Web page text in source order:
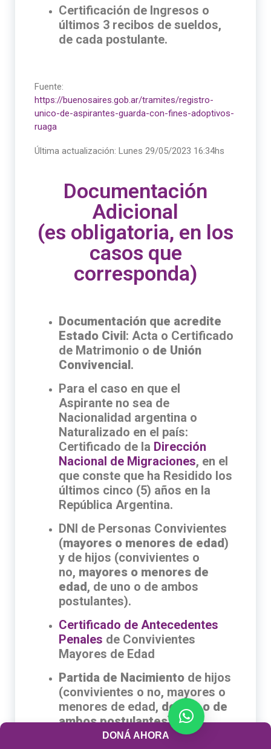
Certificación de Ingresos o
últimos 3 recibos de sueldos,
de cada postulante.
Fuente:
https://buenosaires.gob.ar/tramites/registro-
unico-de-aspirantes-guarda-con-fines-adoptivos-
ruaga
Última actualización: Lunes 29/05/2023 16:34hs
Documentación
Adicional
(es obligatoria, en los
casos que
corresponda)
Documentación que acredite
Estado Civil: Acta o Certificado
de Matrimonio o de Unión
Convivencial.
Para el caso en que el
Aspirante no sea de
Nacionalidad argentina o
Naturalizado en el país:
Certificado de la Dirección
Nacional de Migraciones, en el
que conste que ha Residido los
últimos cinco (5) años en la
República Argentina.
DNI de Personas Convivientes
(mayores o menores de edad)
y de hijos (convivientes o
no, mayores o menores de
edad, de uno o de ambos
postulantes).
Certificado de Antecedentes
Penales de Convivientes
Mayores de Edad
Partida de Nacimiento de hijos
(convivientes o no, mayores o
menores de edad, de uno o de
ambos postulantes) y, si
hubiera hijosDONÁ AHORA